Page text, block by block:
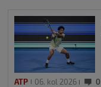
ATP 06. kol 2026 0